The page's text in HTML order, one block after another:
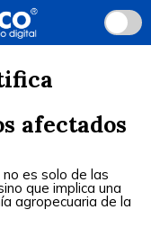
afectados
es solo de las
que implica una
agropecuaria de la